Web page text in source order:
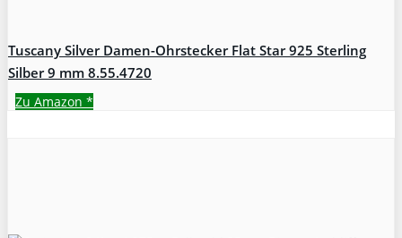
Tuscany Silver Damen-Ohrstecker Flat Star 925 Sterling
Silber 9 mm 8.55.4720
Zu Amazon *